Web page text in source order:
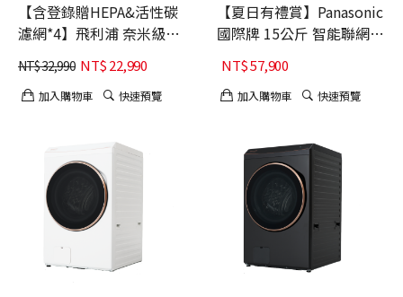
【含登錄贈HEPA&活性碳
濾網*4】飛利浦 奈米級空
氣清淨機 360度高效過濾
★適用28坪(AC4221/81)
NT$32,990 NT$22,990
加入購物車 快速預覽
【夏日有禮賞】Panasonic
國際牌 15公斤 智能聯網系
列 變頻溫水 熱泵式滾筒洗
衣機 NA-V150RPH-K 舊機
回收+基本安裝
NT$57,900
加入購物車 快速預覽